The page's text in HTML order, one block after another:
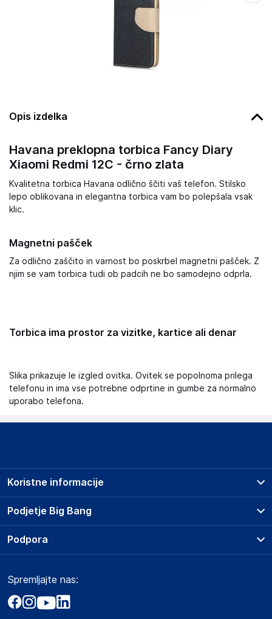
Opis izdelka
Havana preklopna torbica Fancy Diary
Xiaomi Redmi 12C - črno zlata
Kvalitetna torbica Havana odlično ščiti vaš telefon. Stilsko
lepo oblikovana in elegantna torbica vam bo polepšala vsak
klic.
Magnetni pašček
Za odlično zaščito in varnost bo poskrbel magnetni pašček. Z
njim se vam torbica tudi ob padcih ne bo samodejno odprla.
Torbica ima prostor za vizitke, kartice ali denar
Slika prikazuje le izgled ovitka. Ovitek se popolnoma prilega
telefonu in ima vse potrebne odprtine in gumbe za normalno
uporabo telefona.
Podjetje Big Bang
O podjetju
Obvestila za javnost
Akt o digitalnih storitvah
Koristne informacije
Prodajna mesta
Storitve
Dostava, vnos in odvoz
Zavarovanje izdelkov
Podpora
Marketplace
Kako oddati naročilo?
Spremljajte nas: